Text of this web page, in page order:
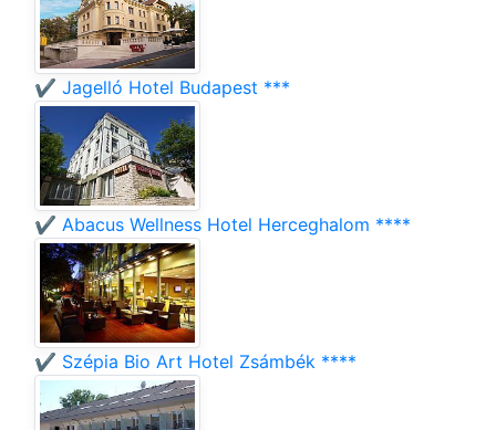
✔️ Jagelló Hotel Budapest ***
✔️ Abacus Wellness Hotel Herceghalom ****
✔️ Szépia Bio Art Hotel Zsámbék ****